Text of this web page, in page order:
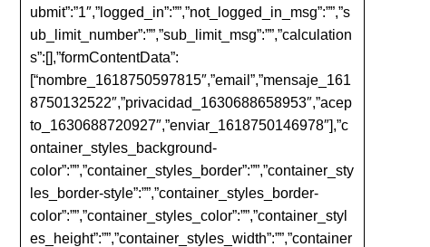
ubmit”:”1″,”logged_in”:””,”not_logged_in_msg”:””,”s
ub_limit_number”:””,”sub_limit_msg”:””,”calculation
s”:[],”formContentData”:
[“nombre_1618750597815″,”email”,”mensaje_161
8750132522″,”privacidad_1630688658953″,”acep
to_1630688720927″,”enviar_1618750146978″],”c
ontainer_styles_background-
color”:””,”container_styles_border”:””,”container_sty
les_border-style”:””,”container_styles_border-
color”:””,”container_styles_color”:””,”container_styl
es_height”:””,”container_styles_width”:””,”container